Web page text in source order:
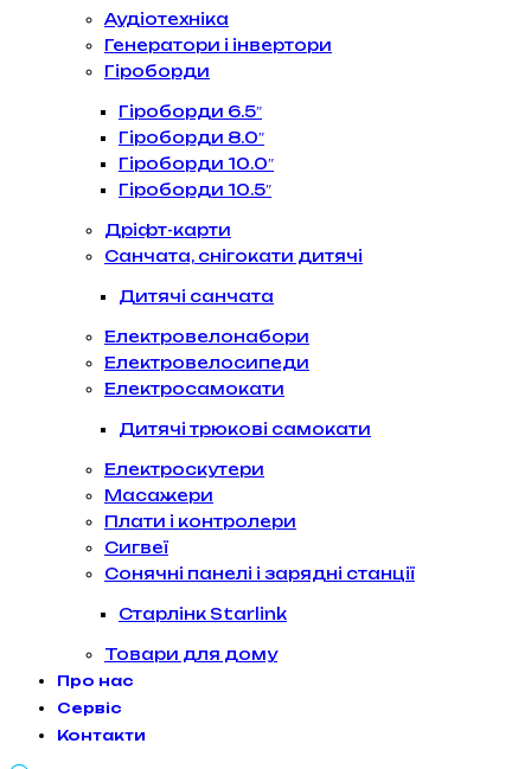
Аудіотехніка
Генератори і інвертори
Гіроборди
Гіроборди 6.5″
Гіроборди 8.0″
Гіроборди 10.0″
Гіроборди 10.5″
Дріфт-карти
Санчата, снігокати дитячі
Дитячі санчата
Електровелонабори
Електровелосипеди
Електросамокати
Дитячі трюкові самокати
Електроскутери
Масажери
Плати і контролери
Сигвеї
Сонячні панелі і зарядні станції
Старлінк Starlink
Товари для дому
Про нас
Сервіс
Контакти